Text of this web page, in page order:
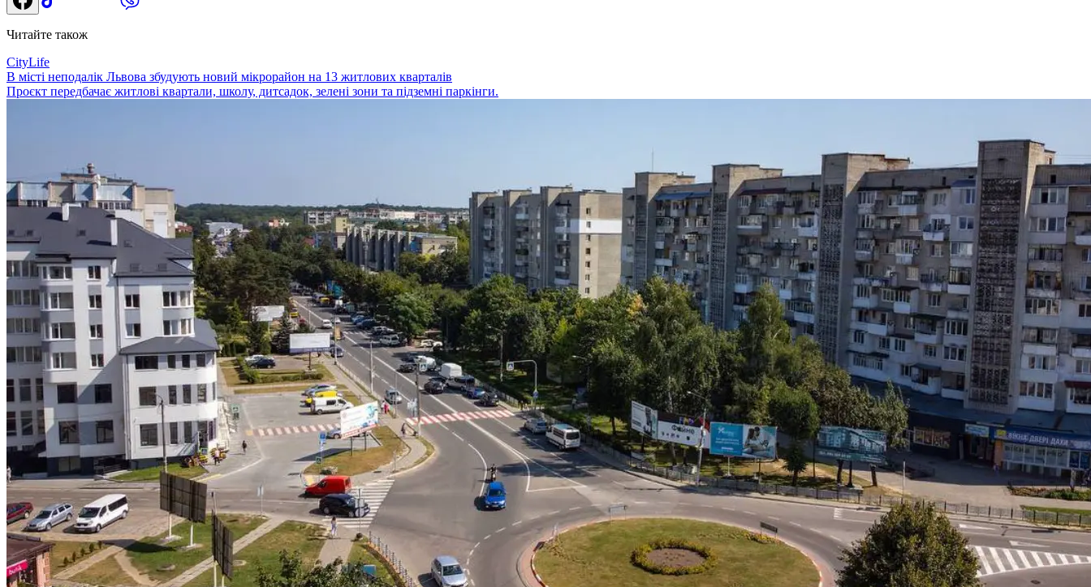
Читайте також
CityLife
В місті неподалік Львова збудують новий мікрорайон на 13 житлових кварталів
Проєкт передбачає житлові квартали, школу, дитсадок, зелені зони та підземні паркінги.